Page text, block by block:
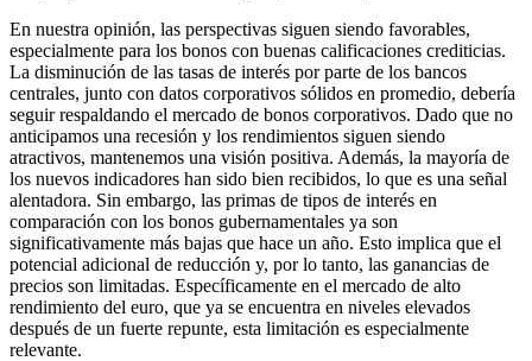
En nuestra opinión, las perspectivas siguen siendo favorables,
especialmente para los bonos con buenas calificaciones crediticias.
La disminución de las tasas de interés por parte de los bancos
centrales, junto con datos corporativos sólidos en promedio, debería
seguir respaldando el mercado de bonos corporativos. Dado que no
anticipamos una recesión y los rendimientos siguen siendo
atractivos, mantenemos una visión positiva. Además, la mayoría de
los nuevos indicadores han sido bien recibidos, lo que es una señal
alentadora. Sin embargo, las primas de tipos de interés en
comparación con los bonos gubernamentales ya son
significativamente más bajas que hace un año. Esto implica que el
potencial adicional de reducción y, por lo tanto, las ganancias de
precios son limitadas. Específicamente en el mercado de alto
rendimiento del euro, que ya se encuentra en niveles elevados
después de un fuerte repunte, esta limitación es especialmente
relevante.